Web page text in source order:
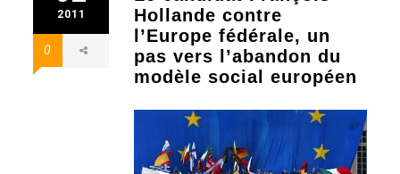
2011
0
Hollande contre
l’Europe fédérale, un
pas vers l’abandon du
modèle social européen